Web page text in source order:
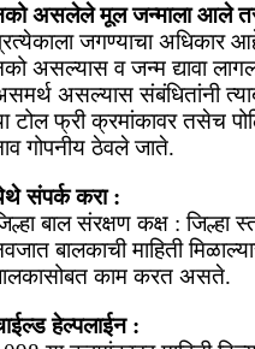
असलेले मूल जन्माला आले
जगण्याचा अधिकार
असल्यास व जन्म द्यावा
असल्यास संबंधितांनी
टोल फ्री क्रमांकावर तसेच
गोपनीय ठेवले जाते.
संपर्क करा :
बाल संरक्षण कक्ष : जिल्हा
बालकाची माहिती
काम करत असते.
हेल्पलाईन :